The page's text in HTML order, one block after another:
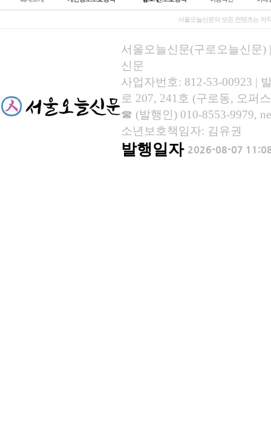
서울오늘신문의 모든 컨텐츠는 저
서울오늘신문(구로오늘신문)
신문
사업자번호: 812-53-00923 |
로 207, 241호 (구로동, 오퍼
☎ (발행인) 010-8553-9979,
소년보호책임자: 김유권
발행일자